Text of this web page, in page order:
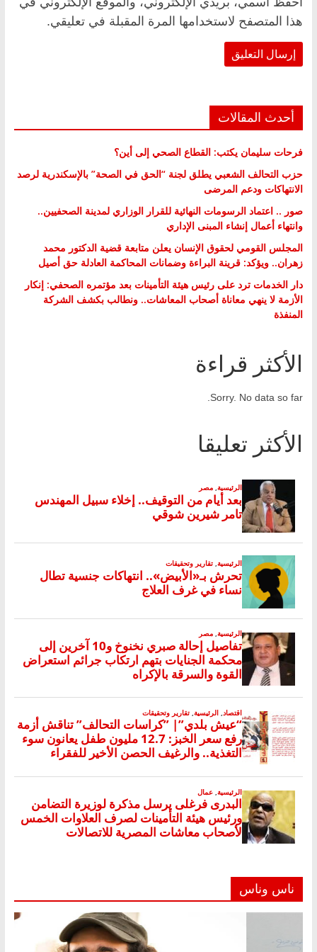
هذا المتصفح لاستخدامها المرة المقبلة في تعليقي.
أحدث المقالات
فرحات سليمان يكتب: القطاع الصحي إلى أين؟
حزب التحالف الشعبي يطلق لجنة “الحق في الصحة” بالإسكندرية لرصد
الانتهاكات ودعم المرضى
صور .. اعتماد الرسومات النهائية للقرار الوزاري لمدينة الصحفيين..
وانتهاء أعمال إنشاء المبنى الإداري
المجلس القومي لحقوق الإنسان يعلن متابعة قضية الدكتور محمد
زهران.. ويؤكد: قرينة البراءة وضمانات المحاكمة العادلة حق أصيل
دار الخدمات ترد على رئيس هيئة التأمينات بعد مؤتمره الصحفي: إنكار
الأزمة لا ينهي معاناة أصحاب المعاشات.. ونطالب بكشف الشركة
المنفذة
الأكثر قراءة
Sorry. No data so far.
الأكثر تعليقا
ناس وناس